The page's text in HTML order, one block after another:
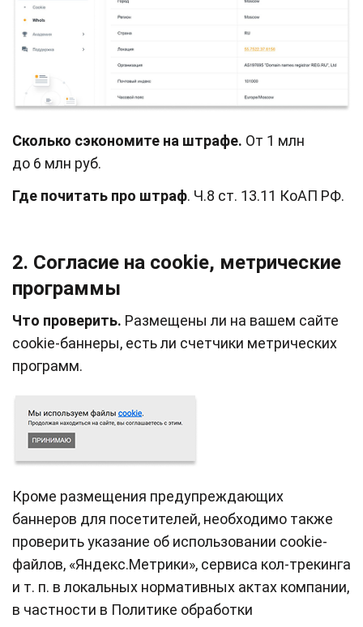
Сколько сэкономите на штрафе. От 1 млн
до 6 млн руб.
Где почитать про штраф. Ч.8 ст. 13.11 КоАП РФ.
2. Согласие на cookie, метрические
программы
Что проверить. Размещены ли на вашем сайте
cookie-баннеры, есть ли счетчики метрических
программ.
Кроме размещения предупреждающих
баннеров для посетителей, необходимо также
проверить указание об использовании cookie-
файлов, «Яндекс.Метрики», сервиса кол-трекинга
и т. п. в локальных нормативных актах компании,
в частности в Политике обработки